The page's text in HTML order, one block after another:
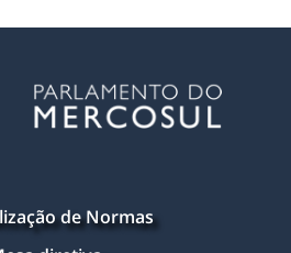
de Normas